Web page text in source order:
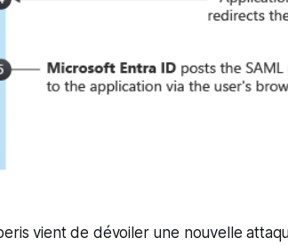
vient de dévoiler une nouvelle